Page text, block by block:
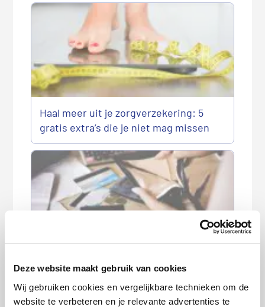
Deze website maakt gebruik van cookies
Wij gebruiken cookies en vergelijkbare technieken om de
website te verbeteren en je relevante advertenties te
Haal meer uit je zorgverzekering: 5
gratis extra’s die je niet mag missen
afsluiten: slim of onhandig?